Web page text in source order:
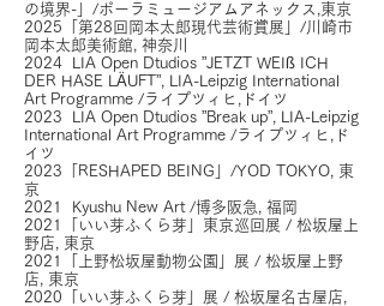
の境界-」/ポーラミュージアムアネックス,東京
2025「第28回岡本太郎現代芸術賞展」/川崎市
岡本太郎美術館, 神奈川
2024 LIA Open Dtudios ”JETZT WEIß ICH
DER HASE LÄUFT”, LIA-Leipzig International
Art Programme /ライプツィヒ,ドイツ
2023 LIA Open Dtudios ”Break up”, LIA-Leipzig
International Art Programme /ライプツィヒ,ド
イツ
2023「RESHAPED BEING」/YOD TOKYO, 東
京
2021 Kyushu New Art /博多阪急, 福岡
2021「いい芽ふくら芽」東京巡回展 / 松坂屋上
野店, 東京
2021「上野松坂屋動物公園」展 / 松坂屋上野
店, 東京
2020「いい芽ふくら芽」展 / 松坂屋名古屋店,